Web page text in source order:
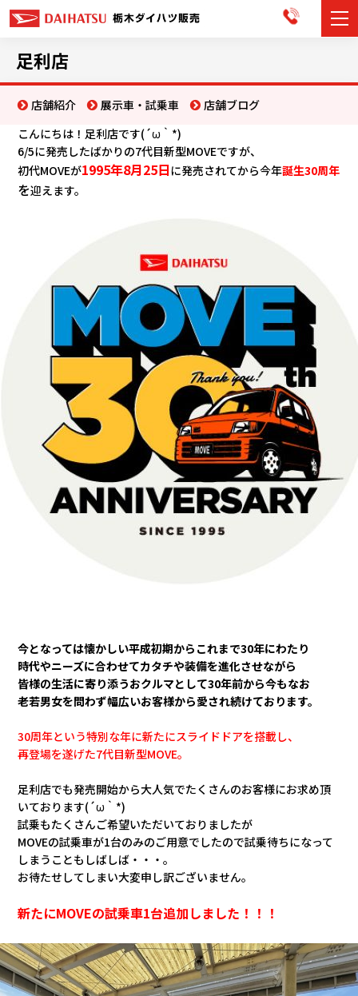
展示車・試乗車
お知らせ
ご購入者サポート
アフターサポート
会社情報
お問
足利店
店舗紹介 展示車・試乗車
店舗ブログ
こんにちは！足利店です(´ω｀*)
6/5に発売したばかりの7代目新型MOVEですが、
初代MOVEが1995年8月25日に発売されてから今年誕生30周年
を迎えます。
今となっては懐かしい平成初期からこれまで30年にわたり
時代やニーズに合わせてカタチや装備を進化させながら
皆様の生活に寄り添うおクルマとして30年前から今もなお
老若男女を問わず幅広いお客様から愛され続けております。
30周年という特別な年に新たにスライドドアを搭載し、
再登場を遂げた7代目新型MOVE。
足利店でも発売開始から大人気でたくさんのお客様にお求め頂
いております(´ω｀*)
試乗もたくさんご希望いただいておりましたが
MOVEの試乗車が1台のみのご用意でしたので試乗待ちになって
しまうこともしばしば・・・。
お待たせしてしまい大変申し訳ございません。
新たにMOVEの試乗車1台追加しました！！！